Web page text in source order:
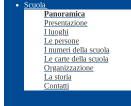
Scuola
Panoramica
Presentazione
I luoghi
Le persone
I numeri della scuola
Le carte della scuola
Organizzazione
La storia
Contatti